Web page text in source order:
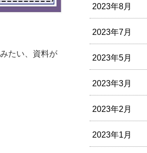
たい、資料が
2023年8月
2023年7月
2023年5月
2023年3月
2023年2月
2023年1月